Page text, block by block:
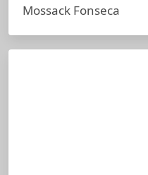
Mossack Fonseca